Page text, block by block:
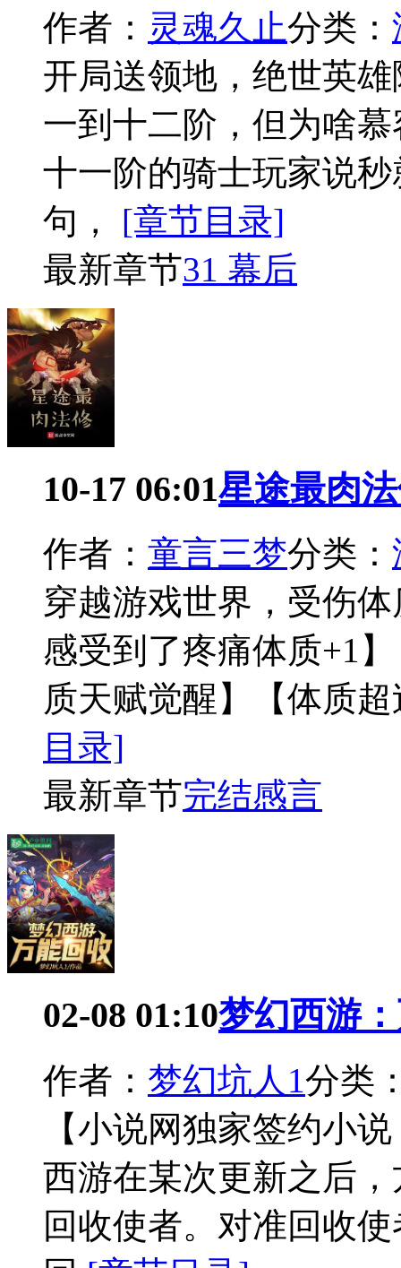
作者： 灵魂久止分类：
开局送领地，绝世英
一到十二阶，但为啥
十一阶的骑士玩家说
句， [章节目录]
最新章节31 幕后
10-17 06:01星途最肉
作者： 童言三梦分类：
穿越游戏世界，受伤
感受到了疼痛体质+1
质天赋觉醒】【体质
目录]
最新章节完结感言
02-08 01:10梦幻西游
作者： 梦幻坑人1分类
【小说网独家签约小
西游在某次更新之后
回收使者。对准回收